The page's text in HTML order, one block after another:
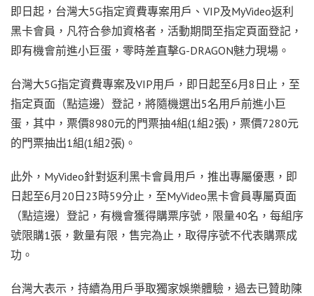
即日起，台灣大5G指定資費專案用戶、VIP及MyVideo返利
黑卡會員，凡符合參加資格者，活動期間至指定頁面登記，
即有機會前進小巨蛋，零時差直擊G-DRAGON魅力現場。
台灣大5G指定資費專案及VIP用戶，即日起至6月8日止，至
指定頁面（點這邊）登記，將隨機選出5名用戶前進小巨
蛋，其中，票價8980元的門票抽4組(1組2張)，票價7280元
的門票抽出1組(1組2張)。
此外，MyVideo針對返利黑卡會員用戶，推出專屬優惠，即
日起至6月20日23時59分止，至MyVideo黑卡會員專屬頁面
（點這邊）登記，有機會獲得購票序號，限量40名，每組序
號限購1張，數量有限，售完為止，取得序號不代表購票成
功。
台灣大表示，持續為用戶爭取獨家娛樂體驗，過去已贊助陳